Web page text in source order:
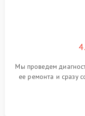
Мы проведем
ее ремонта и сразу